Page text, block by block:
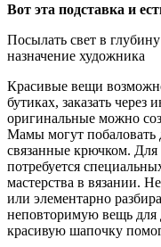
Вот эта подставка и
Посылать свет в
назначение художника
Красивые вещи
бутиках, заказать
оригинальные можно
Мамы могут
связанные крючком. Для
потребуется
мастерства в вязании.
или элементарно
неповторимую вещь для
красивую шапочку